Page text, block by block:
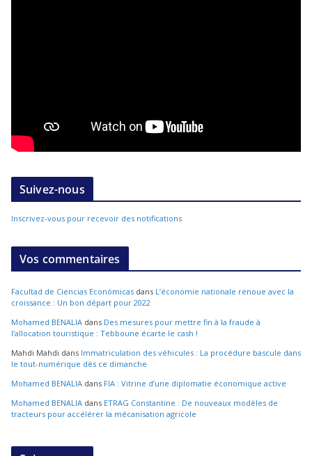
Suivez-nous
Inscrivez-vous pour recevoir des notifications
Vos commentaires
Facultad de Ciencias Económicas dans L’économie nationale renoue avec la
croissance : Un bon départ pour 2022
Mohamed BENALIA dans Des mesures pour mettre fin à la fraude à
l’allocation touristique : Tebboune écarte le cash !
Mahdi Mahdi dans Immatriculation des véhicules : La procédure bascule dans
le tout-numérique dès ce dimanche
Mohamed BENALIA dans FIA : Vitrine d’une diplomatie économique active
Mohamed BENALIA dans ETRAG Constantine : De nouveaux modèles de
tracteurs pour accélérer la mécanisation agricole